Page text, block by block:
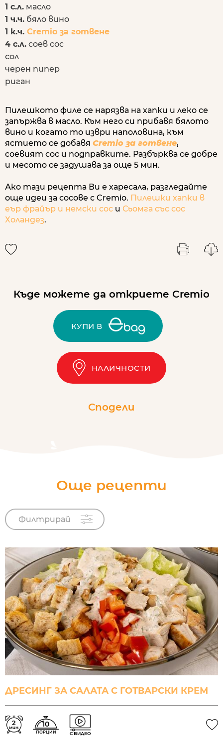
1 с.л. масло
1 ч.ч. бяло вино
1 к.ч. Cremio за готвене
4 с.л. соев сос
сол
черен пипер
риган
Пилешкото филе се нарязва на хапки и леко се
запържва в масло. Към него си прибавя бялото
вино и когато то изври наполовина, към
ястието се добавя Cremio за готвене,
соевият сос и подправките. Разбърква се добре
и месото се задушава за още 5 мин.
Ако тази рецепта Ви е харесала, разгледайте
още идеи за сосове с Cremio. Пилешки хапки в
еър фрайър и немски сос и Сьомга със сос
Холандез.
Къде можете да откриете Cremio
КУПИ В
НАЛИЧНОСТИ
Сподели
Още рецепти
Филтрирай
ДРЕСИНГ ЗА САЛАТА С ГОТВАРСКИ КРЕМ
2
мин. 10
ПОРЦИИ С ВИДЕО